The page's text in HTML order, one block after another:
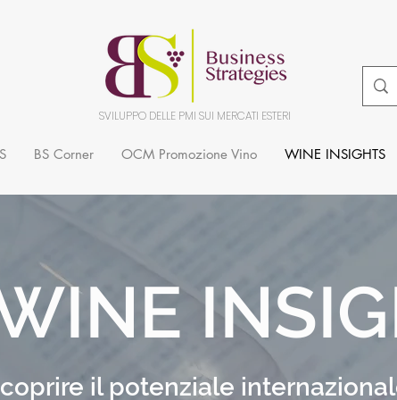
SVILUPPO DELLE PMI SUI MERCATI ESTERI
BS Corner OCM Promozione Vino WINE INSIGHTS
il potenziale